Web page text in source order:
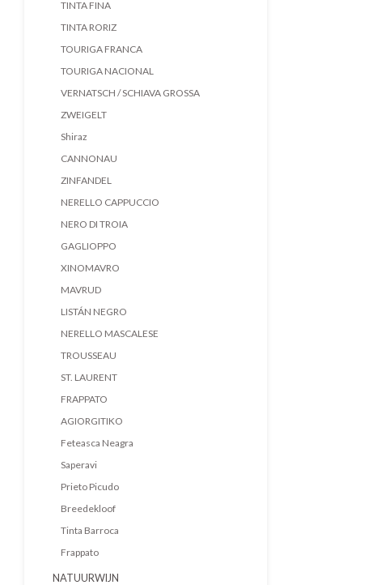
TINTA FINA
TINTA RORIZ
TOURIGA FRANCA
TOURIGA NACIONAL
VERNATSCH / SCHIAVA GROSSA
ZWEIGELT
Shiraz
CANNONAU
ZINFANDEL
NERELLO CAPPUCCIO
NERO DI TROIA
GAGLIOPPO
XINOMAVRO
MAVRUD
LISTÁN NEGRO
NERELLO MASCALESE
TROUSSEAU
ST. LAURENT
FRAPPATO
AGIORGITIKO
Feteasca Neagra
Saperavi
Prieto Picudo
Breedekloof
Tinta Barroca
Frappato
NATUURWIJN